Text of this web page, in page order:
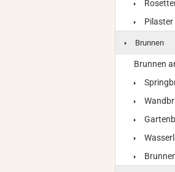
Pilaster
Brunnen
Brunnen